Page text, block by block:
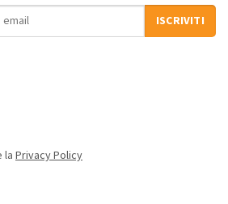
ISCRIVITI
laPrivacy Policy